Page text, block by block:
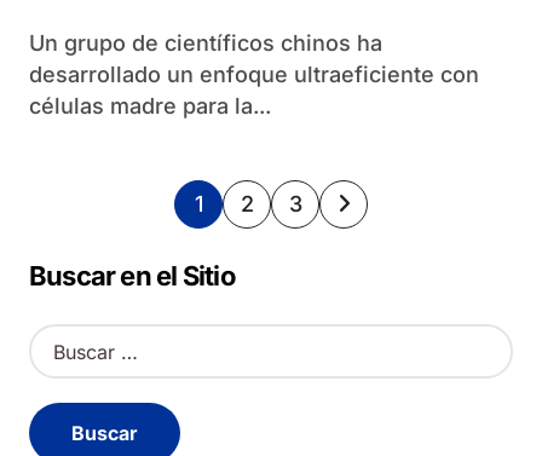
Un grupo de científicos chinos ha
desarrollado un enfoque ultraeficiente con
células madre para la...
Paginación
de
entradas
1 2 3
Buscar en el Sitio
B
u
c
a